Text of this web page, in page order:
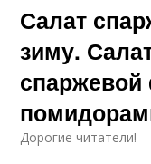
Салат
зиму.
Дорогие читатели!